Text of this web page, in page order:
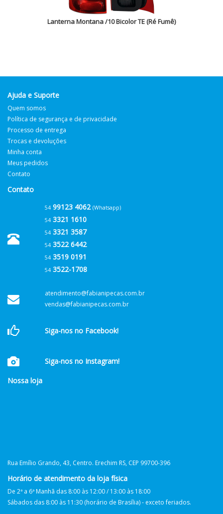
Lanterna Montana /10 Bicolor TE (Ré Fumê)
Ajuda e Suporte
Quem somos
Política de segurança e de privacidade
Processo de entrega
Trocas e devoluções
Minha conta
Meus pedidos
Contato
Contato
5499123 4062 (Whatsapp)
543321 1610
543321 3587
543522 6442
543519 0191
543522-1708
atendimento@fabianipecas.com.br
vendas@fabianipecas.com.br
Siga-nos no Facebook!
Siga-nos no Instagram!
Nossa loja
Rua Emílio Grando, 43, Centro. Erechim RS, CEP 99700-396
Horário de atendimento da loja física
De 2ª a 6ª Manhã das 8:00 às 12:00 / 13:00 às 18:00
Sábados das 8:00 às 11:30 (horário de Brasília) - exceto feriados.